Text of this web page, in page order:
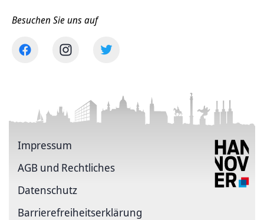
Besuchen Sie uns auf
Impressum
AGB und Rechtliches
Datenschutz
Barriere­freiheits­erklärung